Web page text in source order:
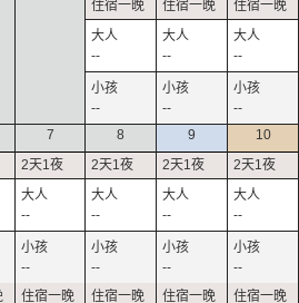
--
--
--
--
--
--
7
--
--
8
--
--
9
--
--
10
--
--